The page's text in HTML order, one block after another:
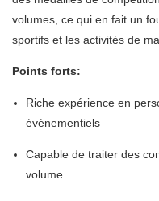
des médailles de
volumes, ce qui en fait un
Riche expérience en
Capable de traiter des